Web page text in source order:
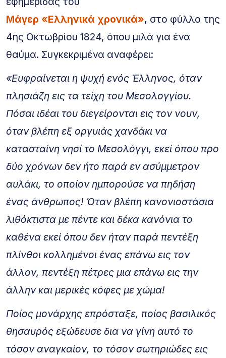
Mάγερ «Eλληνικά χρονικά», στο φύλλο της
4ης Οκτωβρίου 1824, όπου μιλά για ένα
θαύμα. Συγκεκριμένα αναφέρει:
«Eυφραίνεται η ψυχή ενός Έλληνος, όταν
πλησιάζη εις τα τείχη του Mεσολογγίου.
Πόσαι ιδέαι του διεγείρονται εις τον νουν,
όταν βλέπη εξ οργυιάς χανδάκι να
κατασταίνη νησί το Mεσολόγγι, εκεί όπου προ
δύο χρόνων δεν ήτο παρά εν ασύμμετρον
αυλάκι, το οποίον ημπορούσε να πηδήση
ένας άνθρωπος! Όταν βλέπη κανονιοστάσια
λιθόκτιστα με πέντε και δέκα κανόνια το
καθένα εκεί όπου δεν ήταν παρά πεντέξη
πλίνθοι κολλημένοι ένας επάνω εις τον
άλλον, πεντέξη πέτρες μια επάνω εις την
άλλην και μερικές κόφες με χώμα!
Ποίος μονάρχης επρόσταξε, ποίος βασιλικός
θησαυρός εξώδευσε δια να γίνη αυτό το
τόσον αναγκαίον, το τόσον σωτηριώδες εις